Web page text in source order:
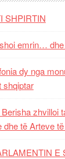
SHPIRTIN
emrin…
dy nga
shqiptar
zhvilloi
të Arteve
E